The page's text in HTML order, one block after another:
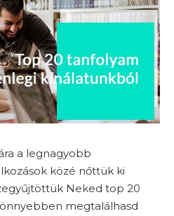
a legnagyobb
közé nőttük ki
Neked top 20
megtalálhasd